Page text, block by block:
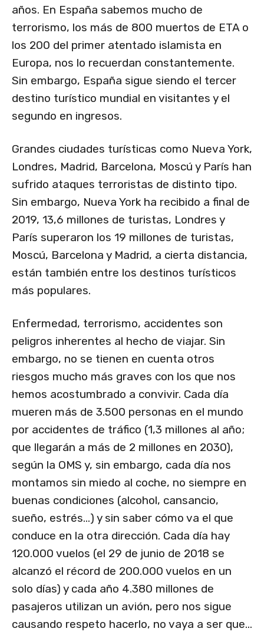
años. En España sabemos mucho de
terrorismo, los más de 800 muertos de ETA o
los 200 del primer atentado islamista en
Europa, nos lo recuerdan constantemente.
Sin embargo, España sigue siendo el tercer
destino turístico mundial en visitantes y el
segundo en ingresos.
Grandes ciudades turísticas como Nueva York,
Londres, Madrid, Barcelona, Moscú y París han
sufrido ataques terroristas de distinto tipo.
Sin embargo, Nueva York ha recibido a final de
2019, 13,6 millones de turistas, Londres y
París superaron los 19 millones de turistas,
Moscú, Barcelona y Madrid, a cierta distancia,
están también entre los destinos turísticos
más populares.
Enfermedad, terrorismo, accidentes son
peligros inherentes al hecho de viajar. Sin
embargo, no se tienen en cuenta otros
riesgos mucho más graves con los que nos
hemos acostumbrado a convivir. Cada día
mueren más de 3.500 personas en el mundo
por accidentes de tráfico (1,3 millones al año;
que llegarán a más de 2 millones en 2030),
según la OMS y, sin embargo, cada día nos
montamos sin miedo al coche, no siempre en
buenas condiciones (alcohol, cansancio,
sueño, estrés…) y sin saber cómo va el que
conduce en la otra dirección. Cada día hay
120.000 vuelos (el 29 de junio de 2018 se
alcanzó el récord de 200.000 vuelos en un
solo días) y cada año 4.380 millones de
pasajeros utilizan un avión, pero nos sigue
causando respeto hacerlo, no vaya a ser que…